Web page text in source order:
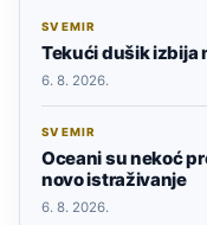
SVEMIR
Tekući dušik izbija
6. 8. 2026.
SVEMIR
Oceani su nekoć
novo istraživanje
6. 8. 2026.